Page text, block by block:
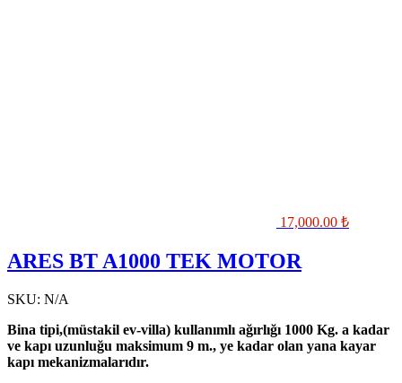
17,000.00 ₺
ARES BT A1000 TEK MOTOR
SKU: N/A
Bina tipi,(müstakil ev-villa) kullanımlı ağırlığı 1000 Kg. a kadar
ve kapı uzunluğu maksimum 9 m., ye kadar olan yana kayar
kapı mekanizmalarıdır.